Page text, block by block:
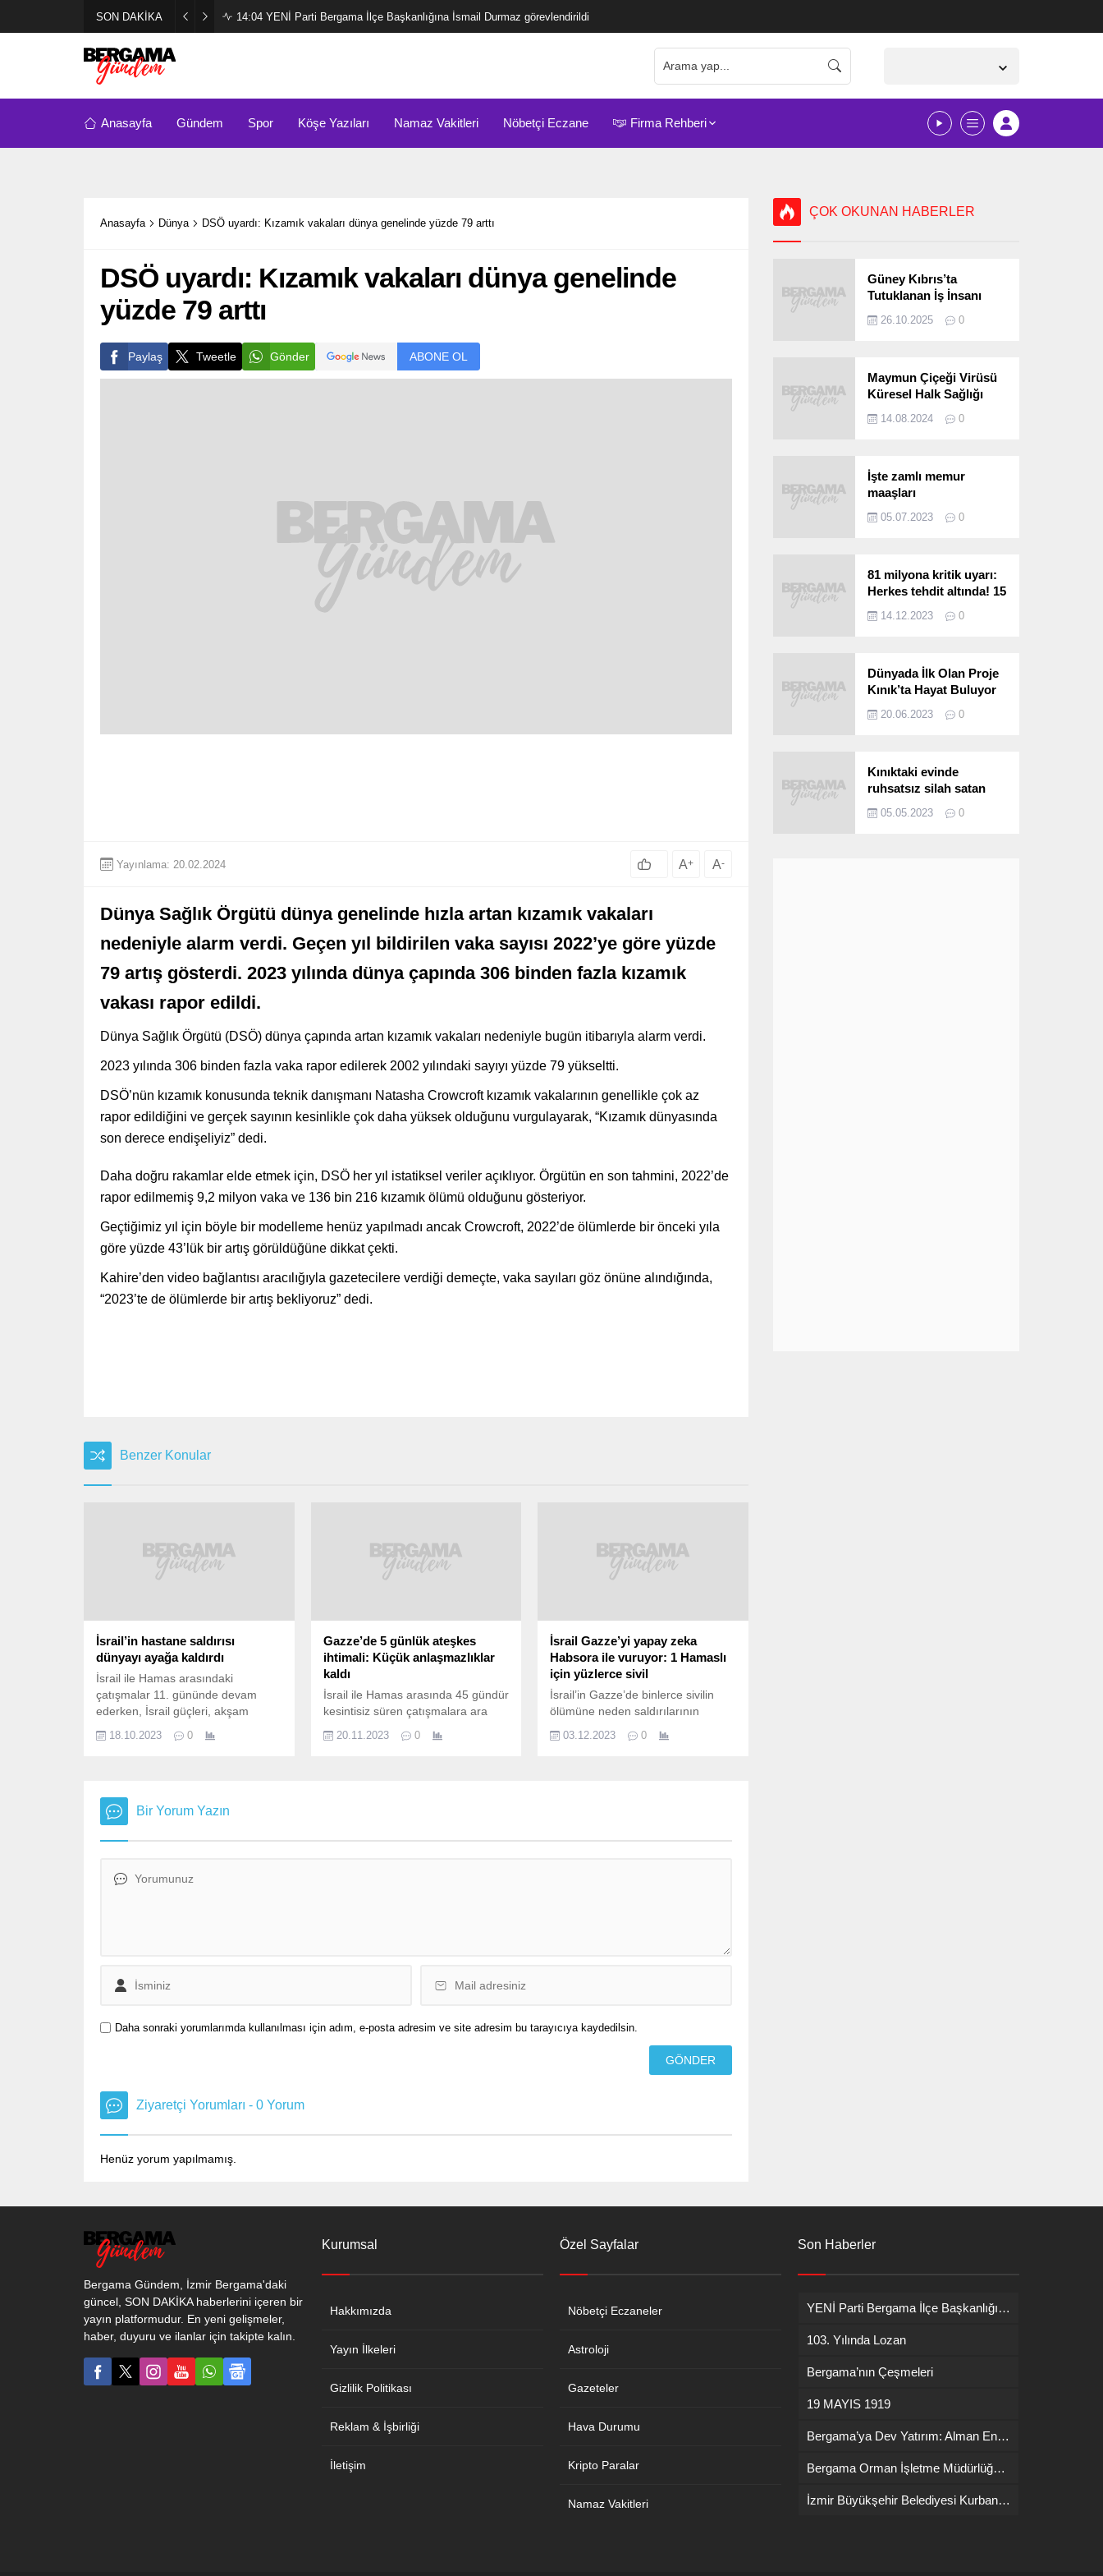
SON DAKİKA 14:04 YENİ Parti Bergama İlçe Başkanlığına İsmail Durmaz görevlendirildi
Anasayfa Gündem Spor Köşe Yazıları Namaz Vakitleri Nöbetçi Eczane Firma Rehberi
Anasayfa Dünya DSÖ uyardı: Kızamık vakaları dünya genelinde yüzde 79 arttı
DSÖ uyardı: Kızamık vakaları dünya genelinde
yüzde 79 arttı
Paylaş Tweetle Gönder ABONE OL
Yayınlama: 20.02.2024 A+ A-
Dünya Sağlık Örgütü dünya genelinde hızla artan kızamık vakaları
nedeniyle alarm verdi. Geçen yıl bildirilen vaka sayısı 2022’ye göre yüzde
79 artış gösterdi. 2023 yılında dünya çapında 306 binden fazla kızamık
vakası rapor edildi.
Dünya Sağlık Örgütü (DSÖ) dünya çapında artan kızamık vakaları nedeniyle bugün itibarıyla alarm verdi.
2023 yılında 306 binden fazla vaka rapor edilerek 2002 yılındaki sayıyı yüzde 79 yükseltti.
DSÖ’nün kızamık konusunda teknik danışmanı Natasha Crowcroft kızamık vakalarının genellikle çok az
rapor edildiğini ve gerçek sayının kesinlikle çok daha yüksek olduğunu vurgulayarak, “Kızamık dünyasında
son derece endişeliyiz” dedi.
Daha doğru rakamlar elde etmek için, DSÖ her yıl istatiksel veriler açıklıyor. Örgütün en son tahmini, 2022’de
rapor edilmemiş 9,2 milyon vaka ve 136 bin 216 kızamık ölümü olduğunu gösteriyor.
Geçtiğimiz yıl için böyle bir modelleme henüz yapılmadı ancak Crowcroft, 2022’de ölümlerde bir önceki yıla
göre yüzde 43’lük bir artış görüldüğüne dikkat çekti.
Kahire’den video bağlantısı aracılığıyla gazetecilere verdiği demeçte, vaka sayıları göz önüne alındığında,
“2023’te de ölümlerde bir artış bekliyoruz” dedi.
Benzer Konular
İsrail’in hastane saldırısı
dünyayı ayağa kaldırdı
İsrail ile Hamas arasındaki
çatışmalar 11. gününde devam
ederken, İsrail güçleri, akşam
saatlerinde Gazze’de bir hastaneyi
hedef aldı. Gazze Sağlık Bakanlığı,
kaldırdı. Liderler ve uluslararası
örgütlerden art arda açıklamalar ve
tepkiler geldi. Gazze Sağlık
18.10.2023 0
Gazze’de 5 günlük ateşkes
ihtimali: Küçük anlaşmazlıklar
kaldı
İsrail ile Hamas arasında 45 gündür
kesintisiz süren çatışmalara ara
verilecek mi? Amerikan basınına
göre taraflar çatışmalara 5 gün ara
arasındaki savaş yedinci
20.11.2023 0
İsrail Gazze’yi yapay zeka
Habsora ile vuruyor: 1 Hamaslı
için yüzlerce sivil
İsrail’in Gazze’de binlerce sivilin
ölümüne neden saldırılarının
arkasında nasıl bir sistem var?
İsrail ve Filistinli gazeteciler bu
“Kitle İmha Fabrikası” tanımı
03.12.2023 0
Bir Yorum Yazın
Daha sonraki yorumlarımda kullanılması için adım, e-posta adresim ve site adresim bu tarayıcıya kaydedilsin.
Ziyaretçi Yorumları - 0 Yorum
Henüz yorum yapılmamış.
ÇOK OKUNAN HABERLER
Güney Kıbrıs’ta
Tutuklanan İş İnsanı
26.10.2025 0
Maymun Çiçeği Virüsü
Küresel Halk Sağlığı
Edildi
14.08.2024 0
İşte zamlı memur
maaşları
05.07.2023 0
81 milyona kritik uyarı:
Herkes tehdit altında! 15
kat hızlı yayılıyor…
14.12.2023 0
Dünyada İlk Olan Proje
Kınık’ta Hayat Buluyor
20.06.2023 0
Kınıktaki evinde
ruhsatsız silah satan
05.05.2023 0
Bergama Gündem, İzmir Bergama'daki
güncel, SON DAKİKA haberlerini içeren bir
yayın platformudur. En yeni gelişmeler,
haber, duyuru ve ilanlar için takipte kalın.
Kurumsal
Hakkımızda
Yayın İlkeleri
Gizlilik Politikası
Reklam & İşbirliği
İletişim
Özel Sayfalar
Nöbetçi Eczaneler
Astroloji
Gazeteler
Hava Durumu
Kripto Paralar
Namaz Vakitleri
Son Haberler
YENİ Parti Bergama İlçe Başkanlığına İsmail Durmaz görevlendirildi
103. Yılında Lozan
Bergama’nın Çeşmeleri
19 MAYIS 1919
Bergama’ya Dev Yatırım: Alman Enerji Devi ENERCON Fabrika Kuruyor!
Bergama Orman İşletme Müdürlüğü’nde Yangın İşbaşı Eğitimi
İzmir Büyükşehir Belediyesi Kurban Bayramı Kesim Ücretlerini Açıkladı